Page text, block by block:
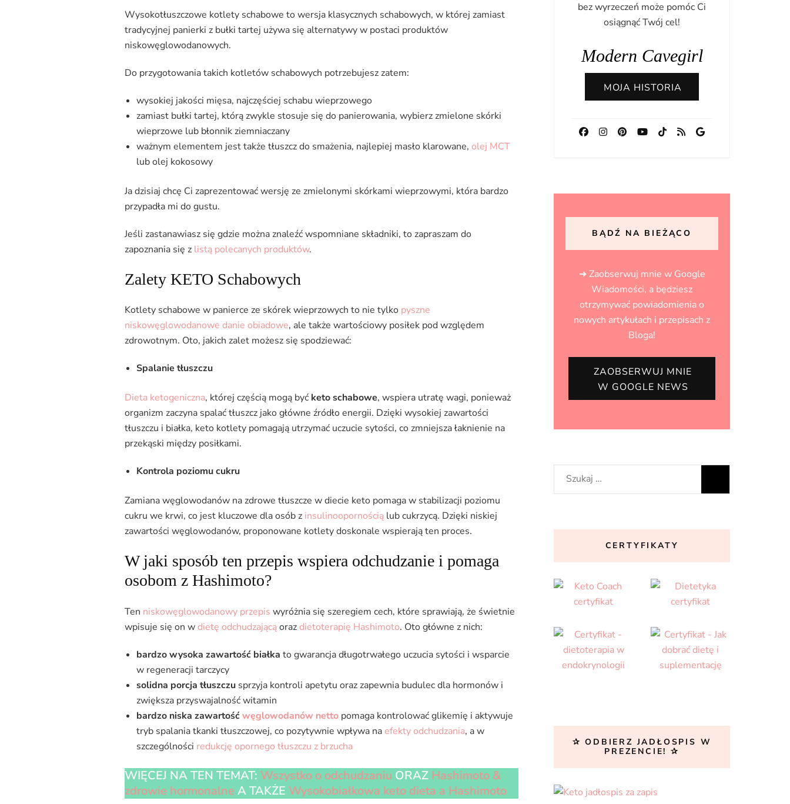
Wysokotłuszczowe kotlety schabowe to wersja klasycznych schabowych, w której zamiast
tradycyjnej panierki z bułki tartej używa się alternatywy w postaci produktów
niskowęglowodanowych.
Do przygotowania takich kotletów schabowych potrzebujesz zatem:
wysokiej jakości mięsa, najczęściej schabu wieprzowego
zamiast bułki tartej, którą zwykle stosuje się do panierowania, wybierz zmielone skórki
wieprzowe lub błonnik ziemniaczany
ważnym elementem jest także tłuszcz do smażenia, najlepiej masło klarowane, olej MCT
lub olej kokosowy
Ja dzisiaj chcę Ci zaprezentować wersję ze zmielonymi skórkami wieprzowymi, która bardzo
przypadła mi do gustu.
Jeśli zastanawiasz się gdzie można znaleźć wspomniane składniki, to zapraszam do
zapoznania się z listą polecanych produktów.
Zalety KETO Schabowych
Kotlety schabowe w panierce ze skórek wieprzowych to nie tylko pyszne
niskowęglowodanowe danie obiadowe, ale także wartościowy posiłek pod względem
zdrowotnym. Oto, jakich zalet możesz się spodziewać:
Spalanie tłuszczu
Dieta ketogeniczna, której częścią mogą być keto schabowe, wspiera utratę wagi, ponieważ
organizm zaczyna spalać tłuszcz jako główne źródło energii. Dzięki wysokiej zawartości
tłuszczu i białka, keto kotlety pomagają utrzymać uczucie sytości, co zmniejsza łaknienie na
przekąski między posiłkami.
Kontrola poziomu cukru
Zamiana węglowodanów na zdrowe tłuszcze w diecie keto pomaga w stabilizacji poziomu
cukru we krwi, co jest kluczowe dla osób z insulinoopornością lub cukrzycą. Dzięki niskiej
zawartości węglowodanów, proponowane kotlety doskonale wspierają ten proces.
W jaki sposób ten przepis wspiera odchudzanie i pomaga
osobom z Hashimoto?
Ten niskowęglowodanowy przepis wyróżnia się szeregiem cech, które sprawiają, że świetnie
wpisuje się on wdietę odchudzającąorazdietoterapię Hashimoto. Oto główne z nich:
bardzo wysoka zawartość białka to gwarancja długotrwałego uczucia sytości i wsparcie
w regeneracji tarczycy
solidna porcja tłuszczu sprzyja kontroli apetytu oraz zapewnia budulec dla hormonów i
zwiększa przyswajalność witamin
bardzo niska zawartośćwęglowodanów netto pomaga kontrolować glikemię i aktywuje
tryb spalania tkanki tłuszczowej, co pozytywnie wpływa naefekty odchudzania, a w
szczególności redukcję opornego tłuszczu z brzucha
WIĘCEJ NA TEN TEMAT: Wszystko o odchudzaniu ORAZ Hashimoto &
zdrowie hormonalne A TAKŻE Wysokobiałkowa keto dieta a Hashimoto
bez wyrzeczeń może pomóc Ci
osiągnąć Twój cel!
Modern Cavegirl
MOJA HISTORIA
BĄDŹ NA BIEŻĄCO
➜ Zaobserwuj mnie w Google
Wiadomości, a będziesz
otrzymywać powiadomienia o
nowych artykułach i przepisach z
Bloga!
ZAOBSERWUJ MNIE
W GOOGLE NEWS
Szukaj:
CERTYFIKATY
✰ ODBIERZ JADŁOSPIS W
PREZENCIE! ✰